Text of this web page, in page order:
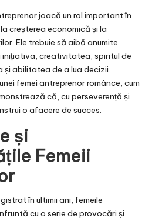
joacă un rol important în
creșterea economică și la
Ele trebuie să aibă anumite
creativitatea, spiritul de
și abilitatea de a lua decizii.
femei antreprenor românce, cum
că, cu perseverență și
o afacere de succes.
și
Femeii
în ultimii ani, femeile
cu o serie de provocări și